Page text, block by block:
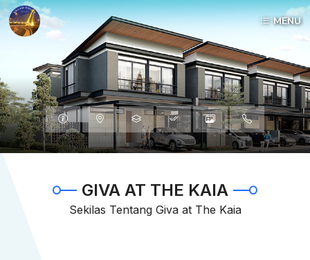
MENU
InformasiLokasi Tipe SpesifiksaiGalleri HubungiKami
GIVA AT THE KAIA
Sekilas Tentang Giva at The Kaia